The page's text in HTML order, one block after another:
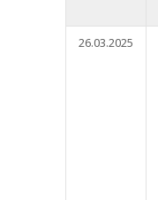
26.03.2025